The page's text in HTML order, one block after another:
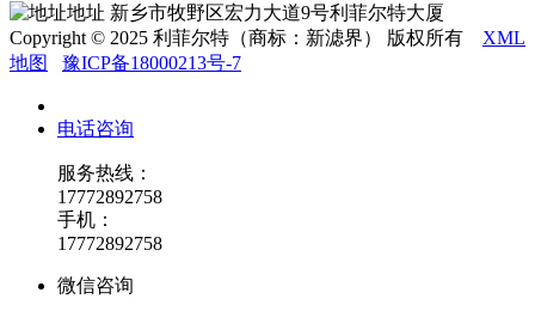
地址 新乡市牧野区宏力大道9号利菲尔特大厦
Copyright © 2025 利菲尔特（商标：新滤界） 版权所有 XML
地图
豫ICP备18000213号-7
电话咨询
服务热线：
17772892758
手机：
17772892758
微信咨询